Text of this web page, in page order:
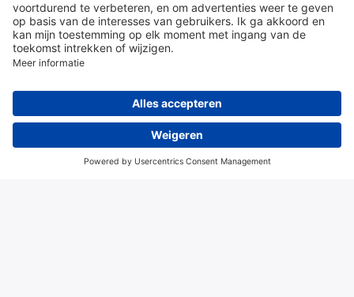
Algemene voorwaarden Disclaimer
Colofon
© 2026 Hitma B.V.